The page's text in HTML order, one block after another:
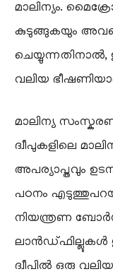
മാലിന്യം.
കുടുങ്ങുകയും
വലിയ
​മാലിന്യ
ദ്വീപുകളിലെ
അപര്യാപ്തവും
പഠനം
നിയന്ത്രണ ബോർഡ്
ലാൻഡ്ഫില്ലുകൾ
ദ്വീപിൽ ഒരു